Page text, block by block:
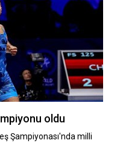
oldu
Şampiyonası'nda milli